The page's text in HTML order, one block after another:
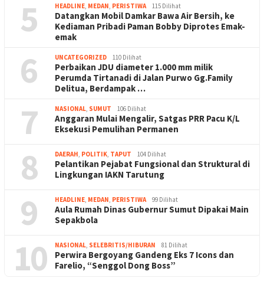
5 HEADLINE, MEDAN, PERISTIWA 115 Dilihat
Datangkan Mobil Damkar Bawa Air Bersih, ke
Kediaman Pribadi Paman Bobby Diprotes Emak-
emak
6 UNCATEGORIZED 110 Dilihat
Perbaikan JDU diameter 1.000 mm milik
Perumda Tirtanadi di Jalan Purwo Gg.Family
Delitua, Berdampak …
7 NASIONAL, SUMUT 106 Dilihat
Anggaran Mulai Mengalir, Satgas PRR Pacu K/L
Eksekusi Pemulihan Permanen
8 DAERAH, POLITIK, TAPUT 104 Dilihat
Pelantikan Pejabat Fungsional dan Struktural di
Lingkungan IAKN Tarutung
9 HEADLINE, MEDAN, PERISTIWA 99 Dilihat
Aula Rumah Dinas Gubernur Sumut Dipakai Main
Sepakbola
10 NASIONAL, SELEBRITIS/HIBURAN 81 Dilihat
Perwira Bergoyang Gandeng Eks 7 Icons dan
Farelio, “Senggol Dong Boss”